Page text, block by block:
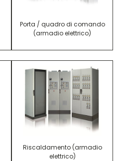
Porta / quadro di comando
(armadio elettrico)
Riscaldamento (armadio
elettrico)